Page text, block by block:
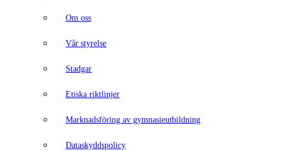
Om oss
Vår styrelse
Stadgar
Etiska riktlinjer
Marknadsföring av gymnasieutbildning
Dataskyddspolicy